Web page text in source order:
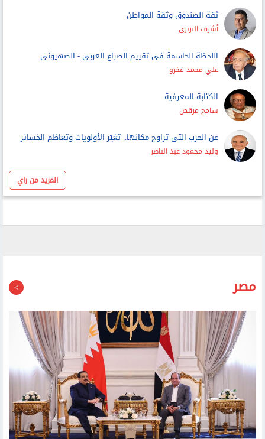
ثقة الصندوق وثقة المواطن
أشرف البربرى
اللحظة الحاسمة فى تقييم الصراع العربى - الصهيونى
علي محمد فخرو
الكتابة المعرفية
سامح مرقص
عن الحرب التى تراوح مكانها.. تغيّر الأولويات وتعاظم الخسائر
وليد محمود عبد الناصر
المزيد من راي
مصر